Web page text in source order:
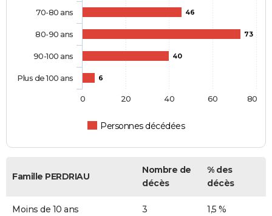
46
73
40
6
Personnes décédées
70-80 ans
80-90 ans
90-100 ans
Plus de 100 ans
0 20 40 60 80
Famille PERDRIAU
Nombre de
décès
% des
décès
Moins de 10 ans 3 1,5 %